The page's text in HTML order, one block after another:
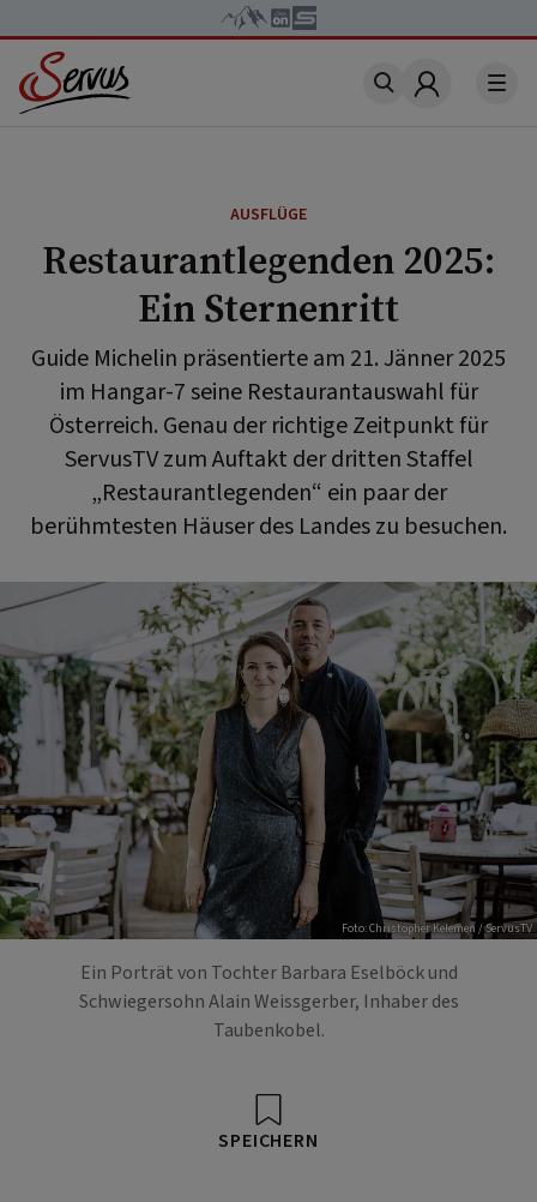
Account
AUSFLÜGE
Restaurantlegenden 2025:
Ein Sternenritt
Guide Michelin präsentierte am 21. Jänner 2025
im Hangar-7 seine Restaurantauswahl für
Österreich. Genau der richtige Zeitpunkt für
ServusTV zum Auftakt der dritten Staffel
„Restaurantlegenden“ ein paar der
berühmtesten Häuser des Landes zu besuchen.
Foto: Christopher Kelemen / ServusTV
Ein Porträt von Tochter Barbara Eselböck und
Schwiegersohn Alain Weissgerber, Inhaber des
Taubenkobel.
SPEICHERN